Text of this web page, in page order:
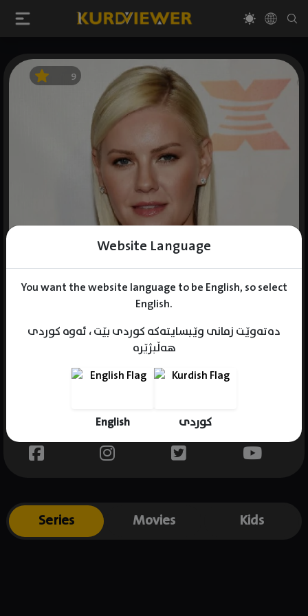
Website Language
You want the website language to be English, so select
English.
دەتەوێت زمانی وێبسایتەکە کوردی بێت ، ئەوە کوردی
هەڵبژێرە
English کوردی
9
Gender : female
Place of birth : Canada
Series Movies Kids